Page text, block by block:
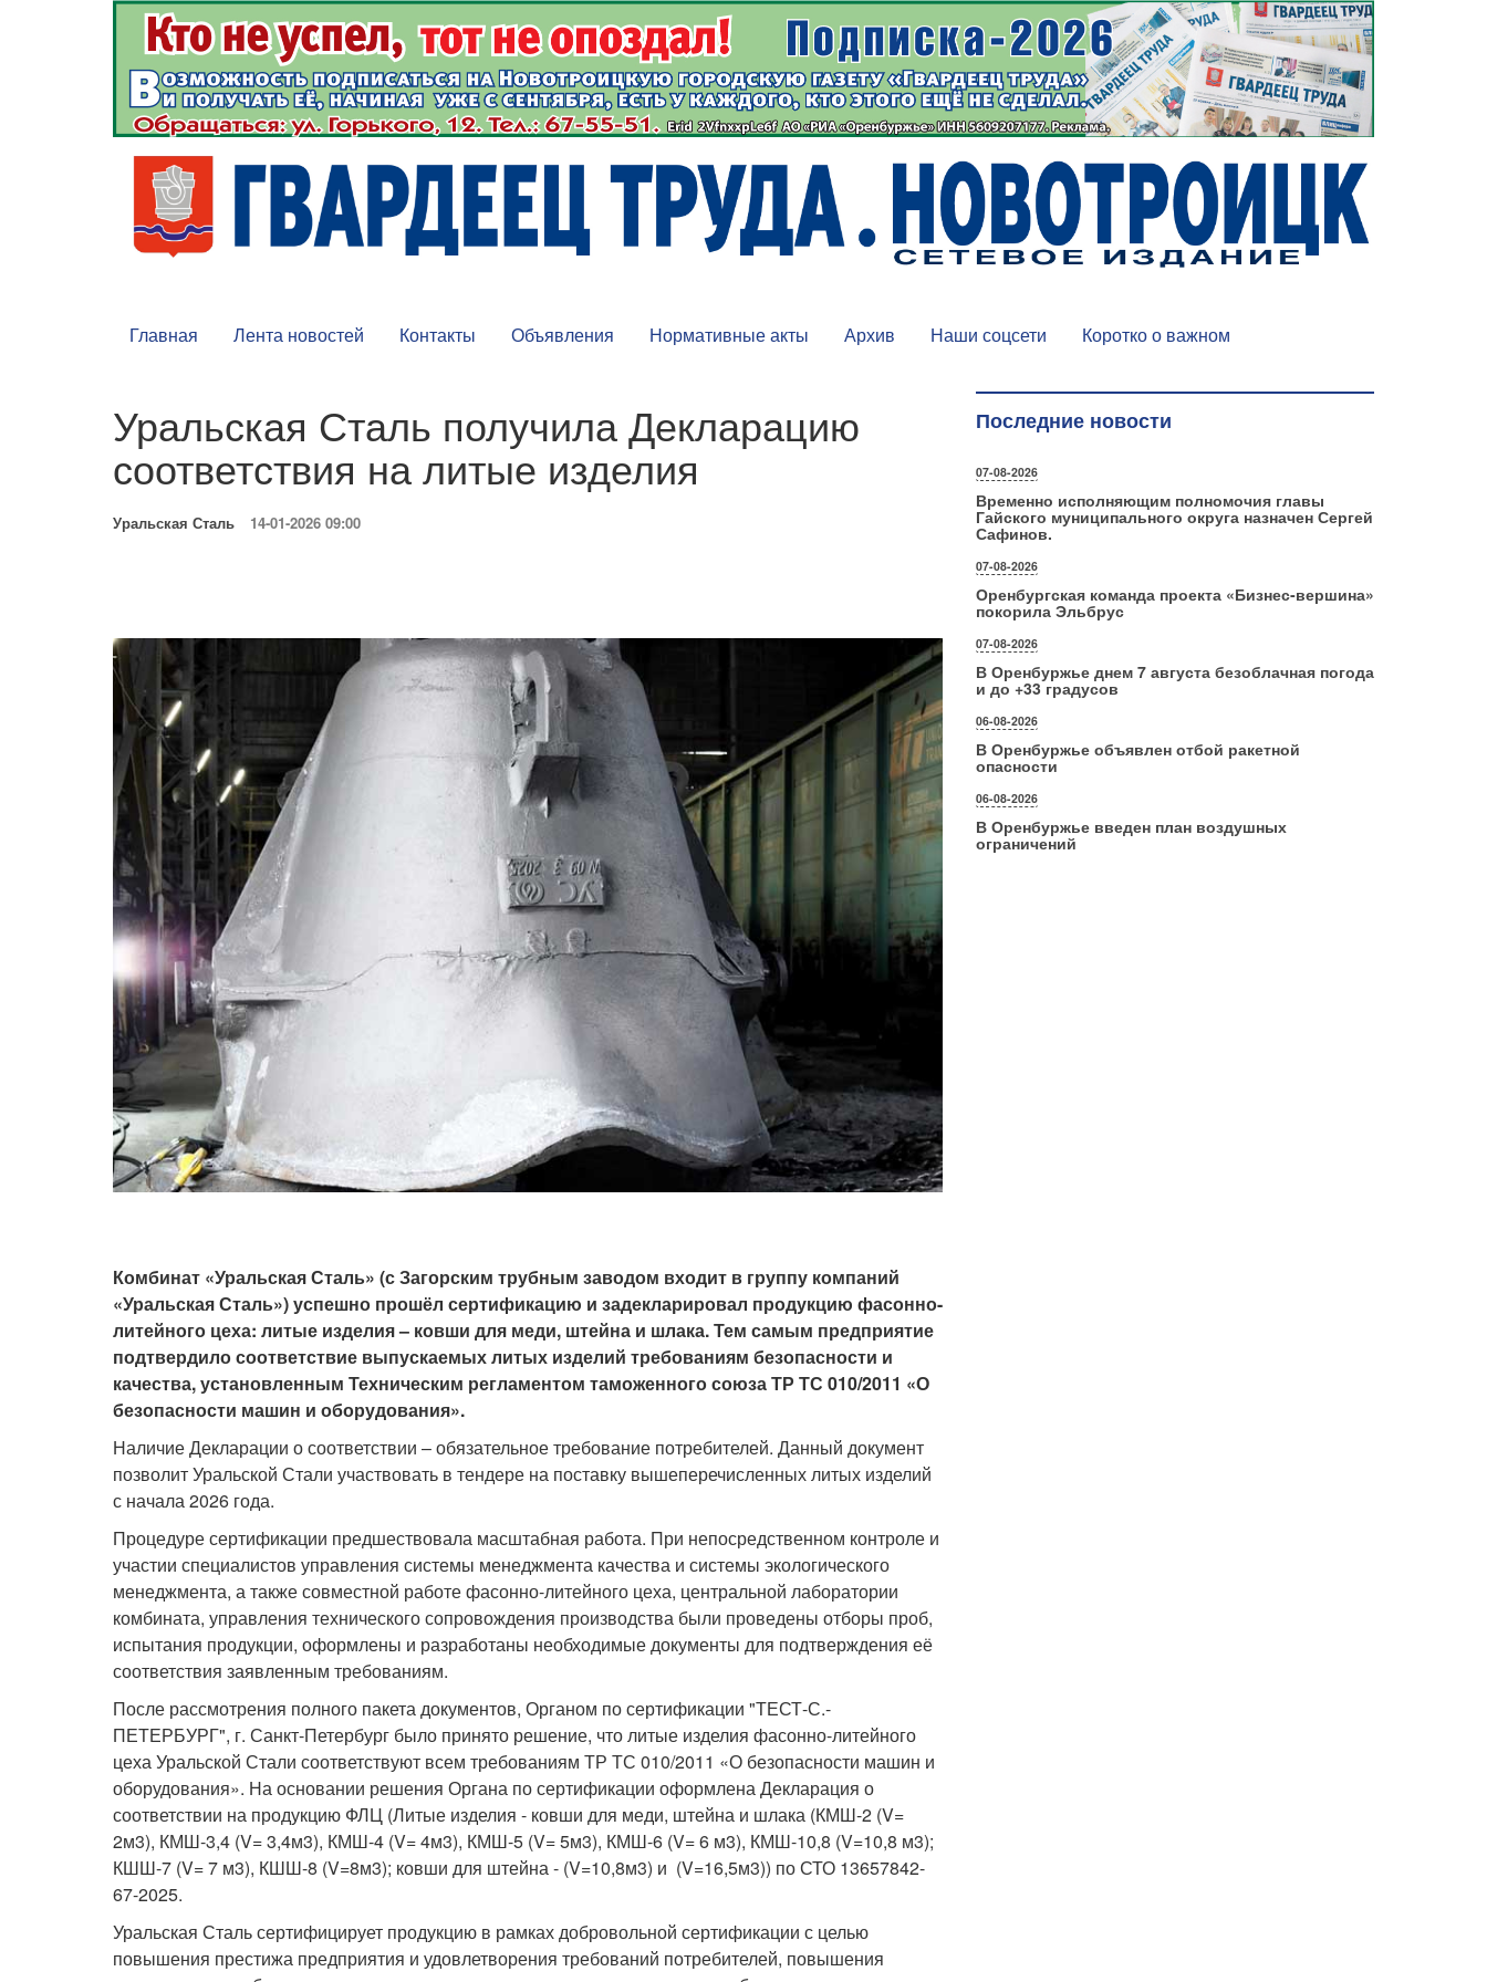
Главная Лента новостей Контакты Объявления Нормативные акты Архив Наши соцсети Коротко о важном
Уральская Сталь получила Декларацию
соответствия на литые изделия
Уральская Сталь 14-01-2026 09:00
Комбинат «Уральская Сталь» (с Загорским трубным заводом входит в группу компаний
«Уральская Сталь») успешно прошёл сертификацию и задекларировал продукцию фасонно-
литейного цеха: литые изделия – ковши для меди, штейна и шлака. Тем самым предприятие
подтвердило соответствие выпускаемых литых изделий требованиям безопасности и
качества, установленным Техническим регламентом таможенного союза ТР ТС 010/2011 «О
безопасности машин и оборудования».
Наличие Декларации о соответствии – обязательное требование потребителей. Данный документ
позволит Уральской Стали участвовать в тендере на поставку вышеперечисленных литых изделий
с начала 2026 года.
Процедуре сертификации предшествовала масштабная работа. При непосредственном контроле и
участии специалистов управления системы менеджмента качества и системы экологического
менеджмента, а также совместной работе фасонно-литейного цеха, центральной лаборатории
комбината, управления технического сопровождения производства были проведены отборы проб,
испытания продукции, оформлены и разработаны необходимые документы для подтверждения её
соответствия заявленным требованиям.
После рассмотрения полного пакета документов, Органом по сертификации "ТЕСТ-С.-
ПЕТЕРБУРГ", г. Санкт-Петербург было принято решение, что литые изделия фасонно-литейного
цеха Уральской Стали соответствуют всем требованиям ТР ТС 010/2011 «О безопасности машин и
оборудования». На основании решения Органа по сертификации оформлена Декларация о
соответствии на продукцию ФЛЦ (Литые изделия - ковши для меди, штейна и шлака (КМШ-2 (V=
2м3), КМШ-3,4 (V= 3,4м3), КМШ-4 (V= 4м3), КМШ-5 (V= 5м3), КМШ-6 (V= 6 м3), КМШ-10,8 (V=10,8 м3);
КШШ-7 (V= 7 м3), КШШ-8 (V=8м3); ковши для штейна - (V=10,8м3) и (V=16,5м3)) по СТО 13657842-
67-2025.
Уральская Сталь сертифицирует продукцию в рамках добровольной сертификации с целью
повышения престижа предприятия и удовлетворения требований потребителей, повышения
Последние новости
07-08-2026
Временно исполняющим полномочия главы
Гайского муниципального округа назначен Сергей
Сафинов.
07-08-2026
Оренбургская команда проекта «Бизнес‑вершина»
покорила Эльбрус
07-08-2026
В Оренбуржье днем 7 августа безоблачная погода
и до +33 градусов
06-08-2026
В Оренбуржье объявлен отбой ракетной
опасности
06-08-2026
В Оренбуржье введен план воздушных
ограничений